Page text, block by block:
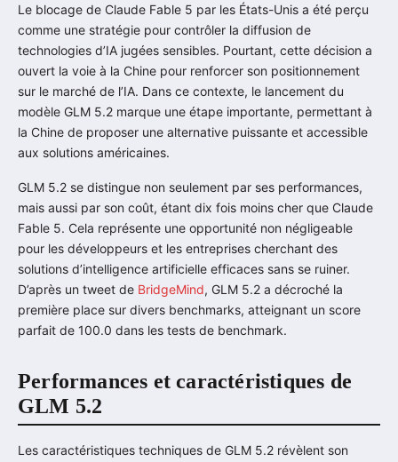
Le blocage de Claude Fable 5 par les États-Unis a été perçu
comme une stratégie pour contrôler la diffusion de
technologies d’IA jugées sensibles. Pourtant, cette décision a
ouvert la voie à la Chine pour renforcer son positionnement
sur le marché de l’IA. Dans ce contexte, le lancement du
modèle GLM 5.2 marque une étape importante, permettant à
la Chine de proposer une alternative puissante et accessible
aux solutions américaines.
GLM 5.2 se distingue non seulement par ses performances,
mais aussi par son coût, étant dix fois moins cher que Claude
Fable 5. Cela représente une opportunité non négligeable
pour les développeurs et les entreprises cherchant des
solutions d’intelligence artificielle efficaces sans se ruiner.
D’après un tweet de BridgeMind, GLM 5.2 a décroché la
première place sur divers benchmarks, atteignant un score
parfait de 100.0 dans les tests de benchmark.
Performances et caractéristiques de
GLM 5.2
Les caractéristiques techniques de GLM 5.2 révèlent son